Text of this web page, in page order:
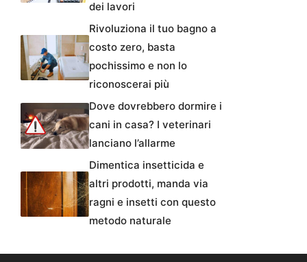
dei lavori
Rivoluziona il tuo bagno a
costo zero, basta
pochissimo e non lo
riconoscerai più
Dove dovrebbero dormire i
cani in casa? I veterinari
lanciano l’allarme
Dimentica insetticida e
altri prodotti, manda via
ragni e insetti con questo
metodo naturale